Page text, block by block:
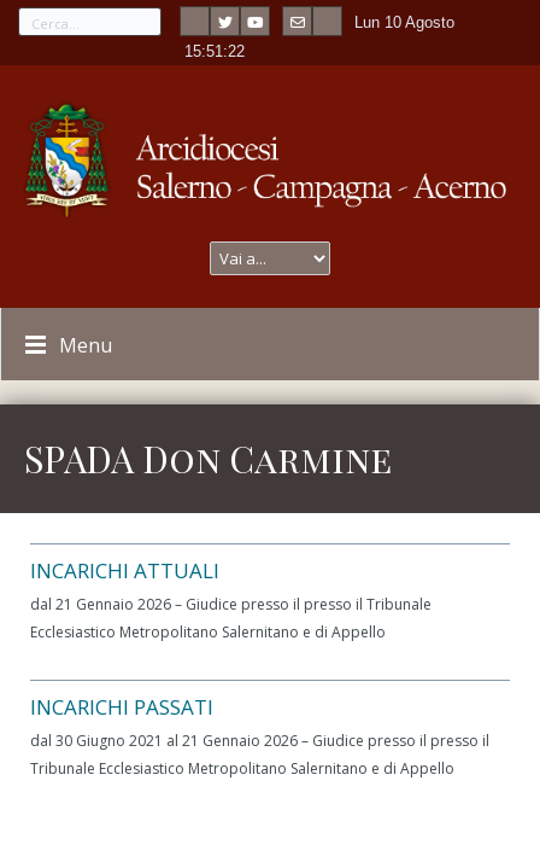
Lun 10 Agosto
15:51:22
Menu
SPADA Don Carmine
INCARICHI ATTUALI
dal 21 Gennaio 2026 – Giudice presso il presso il Tribunale
Ecclesiastico Metropolitano Salernitano e di Appello
INCARICHI PASSATI
dal 30 Giugno 2021 al 21 Gennaio 2026 – Giudice presso il presso il
Tribunale Ecclesiastico Metropolitano Salernitano e di Appello